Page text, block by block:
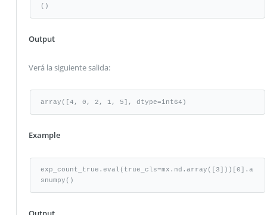
()
Output
Verá la siguiente salida:
array([4, 0, 2, 1, 5], dtype=int64)
Example
exp_count_true.eval(true_cls=mx.nd.array([3]))[0].a
snumpy()